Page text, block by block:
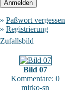
» Paßwort vergessen
» Registrierung
Zufallsbild
Bild 07
Kommentare: 0
mirko-sn